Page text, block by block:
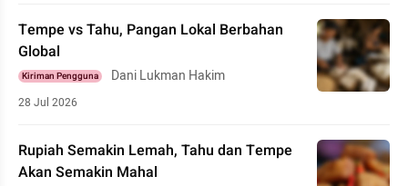
Tempe vs Tahu, Pangan Lokal Berbahan
Global
Kiriman Pengguna Dani Lukman Hakim
28 Jul 2026
Rupiah Semakin Lemah, Tahu dan Tempe
Akan Semakin Mahal